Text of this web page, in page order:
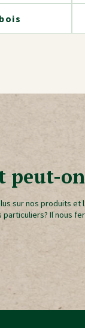
peut-
sur nos produits et
Il nous